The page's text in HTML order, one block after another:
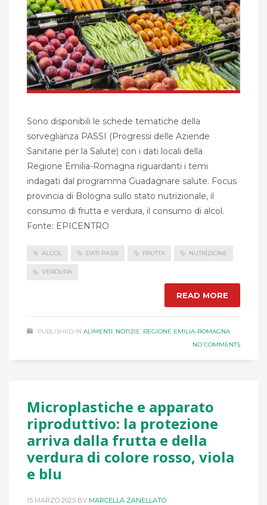
Sono disponibili le schede tematiche della
sorveglianza PASSI (Progressi delle Aziende
Sanitarie per la Salute) con i dati locali della
Regione Emilia-Romagna riguardanti i temi
indagati dal programma Guadagnare salute. Focus
provincia di Bologna sullo stato nutrizionale, il
consumo di frutta e verdura, il consumo di alcol.
Fonte: EPICENTRO
ALCOL DATI PASSI FRUTTA NUTRIZIONE
VERDURA
READ MORE
PUBLISHED IN ALIMENTI, NOTIZIE, REGIONE EMILIA-ROMAGNA
NO COMMENTS
Microplastiche e apparato
riproduttivo: la protezione
arriva dalla frutta e della
verdura di colore rosso, viola
e blu
15 MARZO 2025 BY MARCELLA ZANELLATO